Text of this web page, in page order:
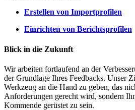
Erstellen von Importprofilen
Einrichten von Berichtsprofilen
Blick in die Zukunft
Wir arbeiten fortlaufend an der
der Grundlage Ihres Feedbacks. Unser
Werkzeug an die Hand zu geben, das
Anforderungen gerecht wird, sondern
Kommende gerüstet zu sein.